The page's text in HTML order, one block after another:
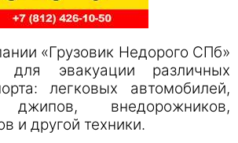
«Грузовик Недорого СПб»
для эвакуации различных
легковых автомобилей,
джипов, внедорожников,
и другой техники.